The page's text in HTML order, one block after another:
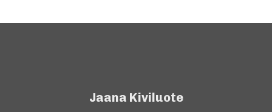
Jaana Kiviluote